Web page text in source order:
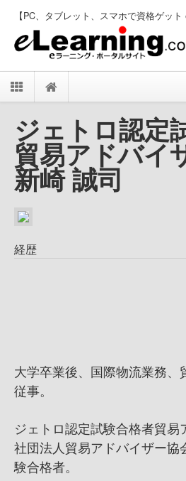
【PC、タブレット、スマホで資格ゲット
ジェトロ認定
貿易アドバイ
新崎 誠司
経歴
大学卒業後、国際物流業務、
従事。
ジェトロ認定試験合格者貿易
社団法人貿易アドバイザー協
験合格者。